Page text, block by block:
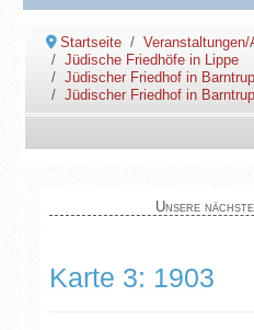
Startseite Veranstaltungen/
Jüdische Friedhöfe in Lippe
Jüdischer Friedhof in Barntrup
Jüdischer Friedhof in
Unsere
Karte 3: 1903